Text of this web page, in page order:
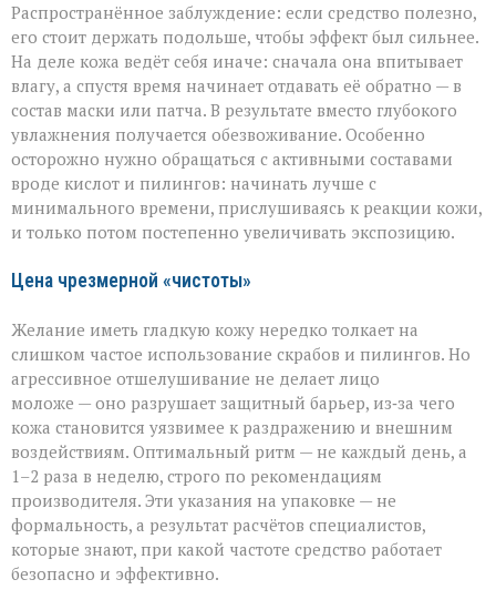
Распространённое заблуждение: если средство полезно,
его стоит держать подольше, чтобы эффект был сильнее.
На деле кожа ведёт себя иначе: сначала она впитывает
влагу, а спустя время начинает отдавать её обратно — в
состав маски или патча. В результате вместо глубокого
увлажнения получается обезвоживание. Особенно
осторожно нужно обращаться с активными составами
вроде кислот и пилингов: начинать лучше с
минимального времени, прислушиваясь к реакции кожи,
и только потом постепенно увеличивать экспозицию.
Цена чрезмерной «чистоты»
Желание иметь гладкую кожу нередко толкает на
слишком частое использование скрабов и пилингов. Но
агрессивное отшелушивание не делает лицо
моложе — оно разрушает защитный барьер, из‑за чего
кожа становится уязвимее к раздражению и внешним
воздействиям. Оптимальный ритм — не каждый день, а
1–2 раза в неделю, строго по рекомендациям
производителя. Эти указания на упаковке — не
формальность, а результат расчётов специалистов,
которые знают, при какой частоте средство работает
безопасно и эффективно.